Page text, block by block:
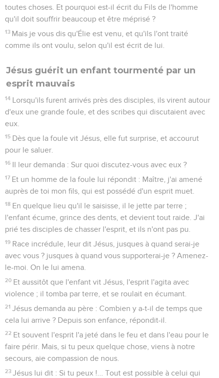
toutes choses. Et pourquoi est-il écrit du Fils de l'homme
qu'il doit souffrir beaucoup et être méprisé ?
13 Mais je vous dis qu'Élie est venu, et qu'ils l'ont traité
comme ils ont voulu, selon qu'il est écrit de lui.
Jésus guérit un enfant tourmenté par un
esprit mauvais
14 Lorsqu'ils furent arrivés près des disciples, ils virent autour
d'eux une grande foule, et des scribes qui discutaient avec
eux.
15 Dès que la foule vit Jésus, elle fut surprise, et accourut
pour le saluer.
16 Il leur demanda : Sur quoi discutez-vous avec eux ?
17 Et un homme de la foule lui répondit : Maître, j'ai amené
auprès de toi mon fils, qui est possédé d'un esprit muet.
18 En quelque lieu qu'il le saisisse, il le jette par terre ;
l'enfant écume, grince des dents, et devient tout raide. J'ai
prié tes disciples de chasser l'esprit, et ils n'ont pas pu.
19 Race incrédule, leur dit Jésus, jusques à quand serai-je
avec vous ? jusques à quand vous supporterai-je ? Amenez-
le-moi. On le lui amena.
20 Et aussitôt que l'enfant vit Jésus, l'esprit l'agita avec
violence ; il tomba par terre, et se roulait en écumant.
21 Jésus demanda au père : Combien y a-t-il de temps que
cela lui arrive ? Depuis son enfance, répondit-il.
22 Et souvent l'esprit l'a jeté dans le feu et dans l'eau pour le
faire périr. Mais, si tu peux quelque chose, viens à notre
secours, aie compassion de nous.
23 Jésus lui dit : Si tu peux !... Tout est possible à celui qui